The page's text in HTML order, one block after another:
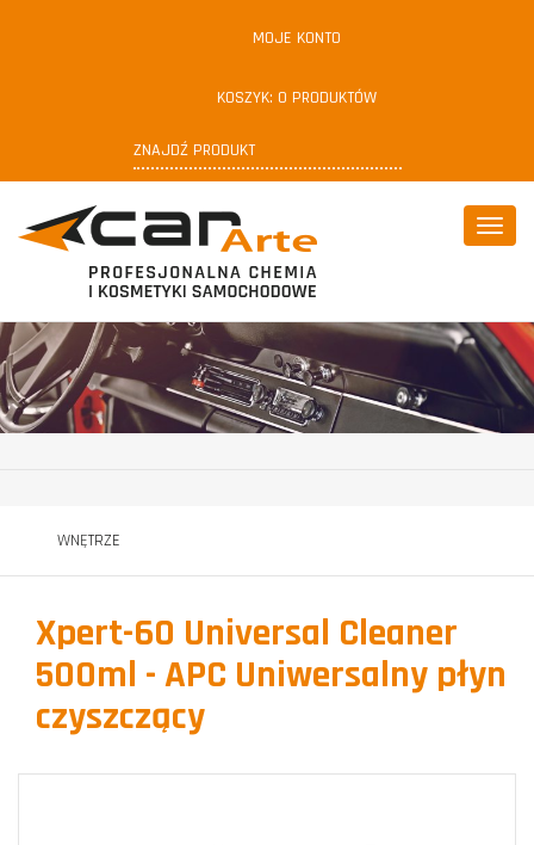
MOJE KONTO
KOSZYK: 0 PRODUKTÓW
Pokaż
WNĘTRZE
Xpert-60 Universal Cleaner
500ml - APC Uniwersalny płyn
czyszczący